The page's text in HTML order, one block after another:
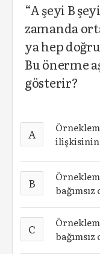
“A şeyi B
zamanda
ya hep
Bu önerme
gösterir?
A
B
C